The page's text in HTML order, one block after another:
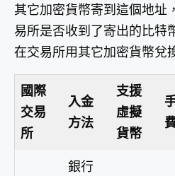
其它加密貨幣寄到這個地址
易所是否收到了寄出的比特
在交易所用其它加密貨幣兌
國際
交易
所
入金
方法
支援
虛擬
貨幣
銀行